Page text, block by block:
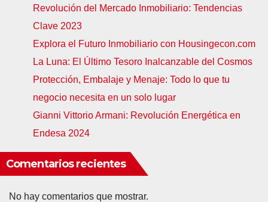
Revolución del Mercado Inmobiliario: Tendencias
Clave 2023
Explora el Futuro Inmobiliario con Housingecon.com
La Luna: El Último Tesoro Inalcanzable del Cosmos
Protección, Embalaje y Menaje: Todo lo que tu
negocio necesita en un solo lugar
Gianni Vittorio Armani: Revolución Energética en
Endesa 2024
Comentarios recientes
No hay comentarios que mostrar.